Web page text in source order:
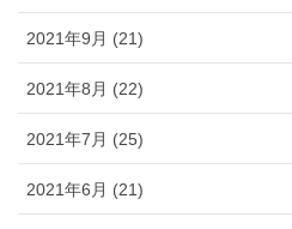
2021年9月 (21)
2021年8月 (22)
2021年7月 (25)
2021年6月 (21)